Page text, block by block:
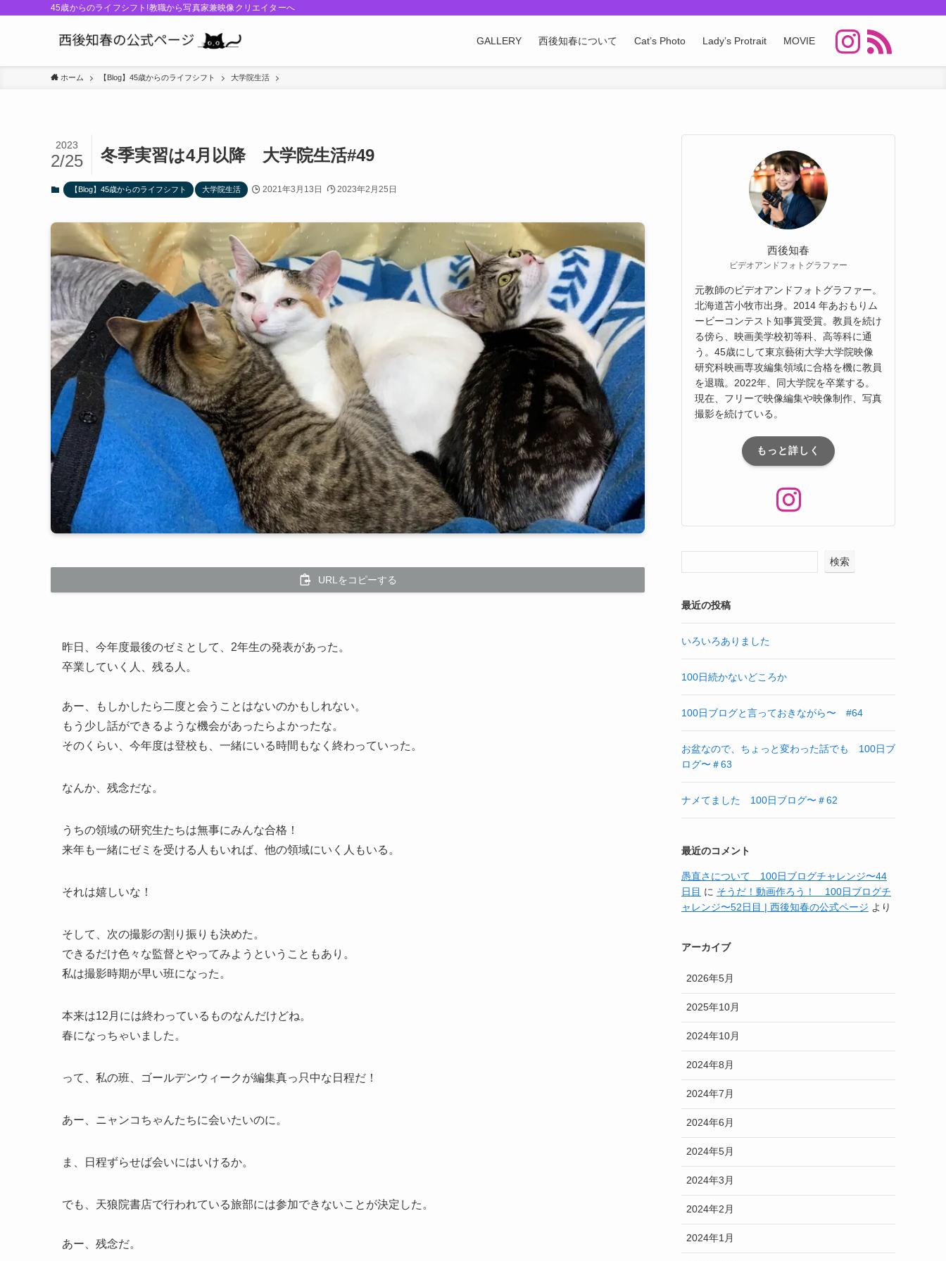
45歳からのライフシフト!教職から写真家兼映像クリエイターへ
GALLERY 西後知春について Cat’s Photo Lady’s Protrait MOVIE
ホーム 【Blog】45歳からのライフシフト 大学院生活
冬季実習は4月以降 大学院生活#49
2023
2/25
【Blog】45歳からのライフシフト 大学院生活 2021年3月13日 2023年2月25日
URLをコピーする
昨日、今年度最後のゼミとして、2年生の発表があった。
卒業していく人、残る人。
あー、もしかしたら二度と会うことはないのかもしれない。
もう少し話ができるような機会があったらよかったな。
そのくらい、今年度は登校も、一緒にいる時間もなく終わっていった。
なんか、残念だな。
うちの領域の研究生たちは無事にみんな合格！
来年も一緒にゼミを受ける人もいれば、他の領域にいく人もいる。
それは嬉しいな！
そして、次の撮影の割り振りも決めた。
できるだけ色々な監督とやってみようということもあり。
私は撮影時期が早い班になった。
本来は12月には終わっているものなんだけどね。
春になっちゃいました。
って、私の班、ゴールデンウィークが編集真っ只中な日程だ！
あー、ニャンコちゃんたちに会いたいのに。
ま、日程ずらせば会いにはいけるか。
でも、天狼院書店で行われている旅部には参加できないことが決定した。
あー、残念だ。
西後知春
ビデオアンドフォトグラファー
元教師のビデオアンドフォトグラファー。
北海道苫⼩牧市出⾝。2014 年あおもりム
ービーコンテスト知事賞受賞。教員を続け
る傍ら、映画美学校初等科、⾼等科に通
う。45歳にして東京藝術⼤学⼤学院映像
研究科映画専攻編集領域に合格を機に教員
を退職。2022年、同⼤学院を卒業する。
現在、フリーで映像編集や映像制作、写真
撮影を続けている。
もっと詳しく
検索
最近の投稿
いろいろありました
100日続かないどころか
100日ブログと言っておきながら〜 #64
お盆なので、ちょっと変わった話でも 100日ブ
ログ〜＃63
ナメてました 100日ブログ〜＃62
最近のコメント
愚直さについて 100日ブログチャレンジ〜44
日目 に そうだ！動画作ろう！ 100日ブログチ
ャレンジ〜52日目 | 西後知春の公式ページ より
アーカイブ
2026年5月
2025年10月
2024年10月
2024年8月
2024年7月
2024年6月
2024年5月
2024年3月
2024年2月
2024年1月